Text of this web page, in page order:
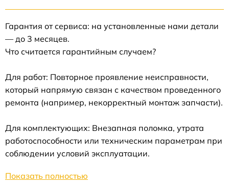
Гарантия от сервиса: на установленные нами детали
— до 3 месяцев.
Что считается гарантийным случаем?
Для работ: Повторное проявление неисправности,
который напрямую связан с качеством проведенного
ремонта (например, некорректный монтаж запчасти).
Для комплектующих: Внезапная поломка, утрата
работоспособности или техническим параметрам при
соблюдении условий эксплуатации.
Показать полностью